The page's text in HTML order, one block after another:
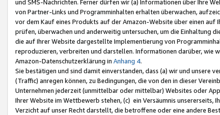
und SMS-Nachrichten. Ferner dürfen wir (a) Informationen über Ihre
von Partner-Links und Programminhalten erhalten überwachen,
vor dem Kauf eines Produkts auf der Amazon-Website über einen
prüfen, überwachen und anderweitig untersuchen, um die Einhaltung
die auf Ihrer Website dargestellte Implementierung von
reproduzieren, verbreiten und darstellen. Informationen darüber, wie
Amazon-Datenschutzerklärung in Anhang 4.
Sie bestätigen und sind damit einverstanden, dass (a) wir und
(Traffic) anregen können, zu Bedingungen, die von den in dieser
Unternehmen jederzeit (unmittelbar oder mittelbar) Websites oder
Ihrer Website im Wettbewerb stehen, (c) ein Versäumnis unsererseits,
Verzicht auf unser Recht darstellt, die betroffene oder eine andere